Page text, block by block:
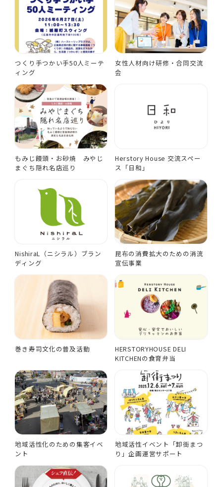
つくり手つかい手50人ミーテ
ィング
女性人材向け研修・合同交流
会
もみじ饅頭・お砂焼 みやじ
まぐち隠れ名店巡り
Herstory House 交流スペー
ス「日和」
NishiraL（ニシラル）ブラン
ディング
昆布の消費拡大のための消流
宣伝事業
巻き寿司文化の普及活動
HERSTORYHOUSE DELI
KITCHENの食育弁当
地域活性化のための集客イベ
ント
地域活性イベント「卸街まつ
り」企画運営サポート